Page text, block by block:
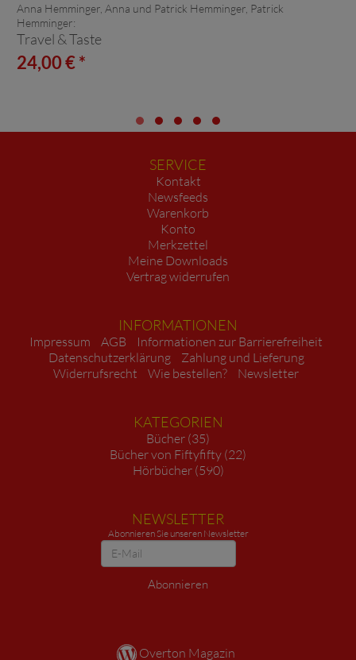
Anna Hemminger, Anna und Patrick Hemminger, Patrick
Hemminger:
Travel & Taste
24,00 € *
SERVICE
Kontakt
Newsfeeds
Warenkorb
Konto
Merkzettel
Meine Downloads
Vertrag widerrufen
INFORMATIONEN
Impressum AGB
Informationen zur Barrierefreiheit
Datenschutzerklärung
Zahlung und Lieferung
Widerrufsrecht
Wie bestellen? Newsletter
KATEGORIEN
Bücher (35)
Bücher von Fiftyfifty (22)
Hörbücher (590)
NEWSLETTER
Abonnieren Sie unseren Newsletter
Newsletter
Abonnieren
Overton Magazin